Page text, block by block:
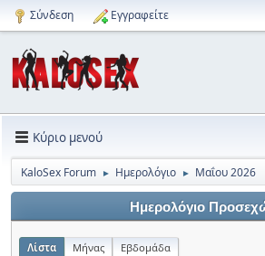
Σύνδεση Εγγραφείτε
Κύριο μενού
KaloSex Forum ► Ημερολόγιο ► Μαΐου 2026
Ημερολόγιο
Λίστα Μήνας Εβδομάδα